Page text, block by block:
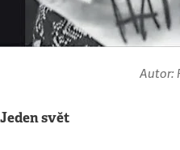
Autor:
Jeden svět